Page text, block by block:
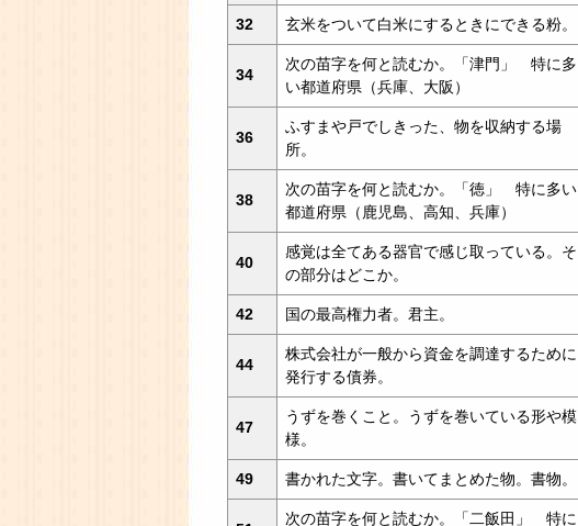
32 玄米をついて白米にするときにできる粉。
34
次の苗字を何と読むか。「津門」 特に多
い都道府県（兵庫、大阪）
36
ふすまや戸でしきった、物を収納する場
所。
38
次の苗字を何と読むか。「徳」 特に多い
都道府県（鹿児島、高知、兵庫）
40
感覚は全てある器官で感じ取っている。そ
の部分はどこか。
42 国の最高権力者。君主。
44
株式会社が一般から資金を調達するために
発行する債券。
47
うずを巻くこと。うずを巻いている形や模
様。
49 書かれた文字。書いてまとめた物。書物。
次の苗字を何と読むか。「二飯田」 特に